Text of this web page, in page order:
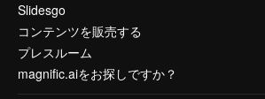
Slidesgo
コンテンツを販売する
プレスルーム
magnific.aiをお探しですか？